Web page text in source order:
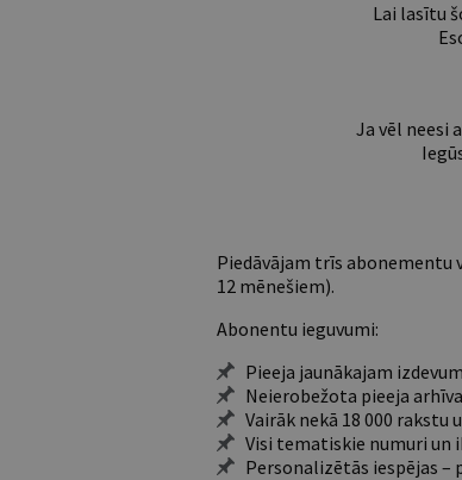
Lai lasītu
Ja vēl neesi
Piedāvājam trīs abonementu
12 mēnešiem).
Abonentu ieguvumi:
Pieeja jaunākajam
Neierobežota pieeja
Vairāk nekā 18 000 rakstu
Visi tematiskie numuri un
Personalizētās iespējas –